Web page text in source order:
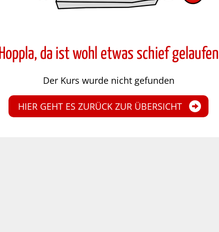
Hoppla, da ist wohl etwas schief gelaufen
Der Kurs wurde nicht gefunden
HIER GEHT ES ZURÜCK ZUR ÜBERSICHT